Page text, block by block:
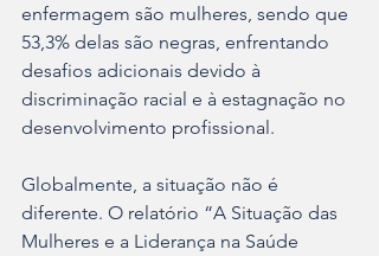
enfermagem são mulheres, sendo que
53,3% delas são negras, enfrentando
desafios adicionais devido à
discriminação racial e à estagnação no
desenvolvimento profissional.
Globalmente, a situação não é
diferente. O relatório “A Situação das
Mulheres e a Liderança na Saúde